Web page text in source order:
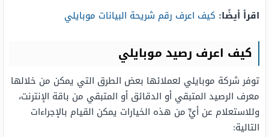
اقرأ أيضًا: كيف اعرف رقم شريحة البيانات موبايلي
كيف اعرف رصيد موبايلي
توفر شركة موبايلي لعملائها بعض الطرق التي يمكن من خلالها
معرف الرصيد المتبقي أو الدقائق أو المتبقي من باقة الإنترنت،
وللاستعلام عن أيٍّ من هذه الخيارات يمكن القيام بالإجراءات
التالية: